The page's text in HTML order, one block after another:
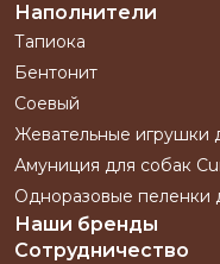
Наполнители
Тапиока
Бентонит
Соевый
Жевательные игрушки
Амуниция для собак
Одноразовые пеленки
Наши бренды
Сотрудничество